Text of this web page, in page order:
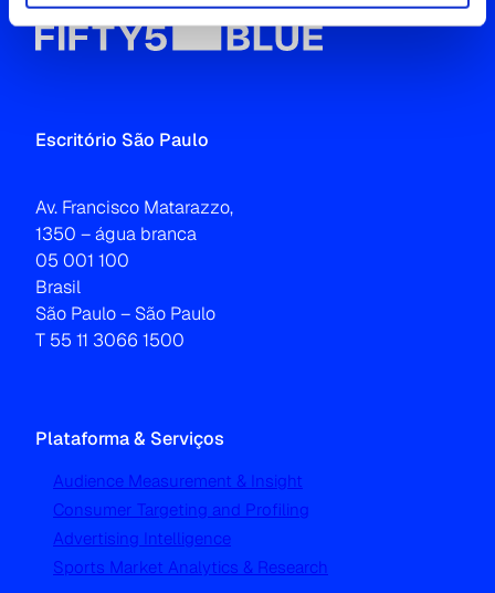
Escritório São Paulo
Av. Francisco Matarazzo,
1350 – água branca
05 001 100
Brasil
São Paulo – São Paulo
T 55 11 3066 1500
Plataforma & Serviços
Audience Measurement & Insight
Consumer Targeting and Profiling
Advertising Intelligence
Sports Market Analytics & Research